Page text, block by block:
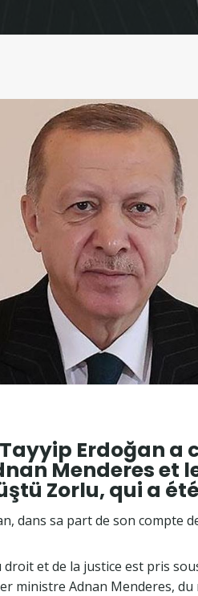
Erdoğan
Menderes et
Zorlu, qui a
dans sa part de son compte
et de la justice est pris
ministre Adnan Menderes,